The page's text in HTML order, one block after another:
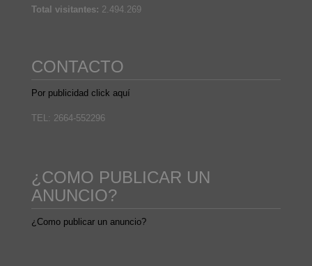
Total visitantes: 2.494.269
CONTACTO
Por publicidad click aquí
TEL: 2664-552296
¿COMO PUBLICAR UN
ANUNCIO?
¿Como publicar un anuncio?